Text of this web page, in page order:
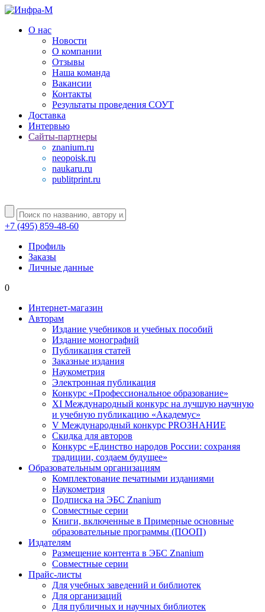
О нас
Новости
О компании
Отзывы
Наша команда
Вакансии
Контакты
Результаты проведения СОУТ
Доставка
Интервью
Сайты-партнеры
znanium.ru
neopoisk.ru
naukaru.ru
publitprint.ru
+7 (495) 859-48-60
Профиль
Заказы
Личные данные
0
Интернет-магазин
Авторам
Издание учебников и учебных пособий
Издание монографий
Публикация статей
Заказные издания
Наукометрия
Электронная публикация
Конкурс «Профессиональное образование»
XI Международный конкурс на лучшую научную
и учебную публикацию «Академус»
V Международный конкурс PROЗНАНИЕ
Скидка для авторов
Конкурс «Единство народов России: сохраняя
традиции, создаем будущее»
Образовательным организациям
Комплектование печатными изданиями
Наукометрия
Подписка на ЭБС Znanium
Совместные серии
Книги, включенные в Примерные основные
образовательные программы (ПООП)
Издателям
Размещение контента в ЭБС Znanium
Совместные серии
Прайс-листы
Для учебных заведений и библиотек
Для организаций
Для публичных и научных библиотек